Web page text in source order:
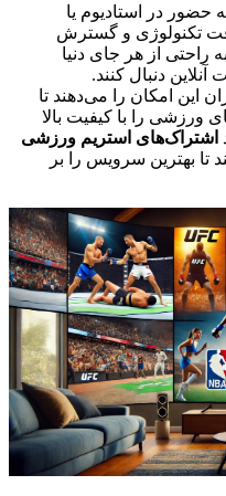
حضور در استادیوم یا
تکنولوژی و گسترش
راحتی از هر جای دنیا
دنبال کنند.
این امکان را می‌دهند تا
ورزشی را با کیفیت بالا
اشتراک‌های استریم ورزشی
بهترین سرویس را بر